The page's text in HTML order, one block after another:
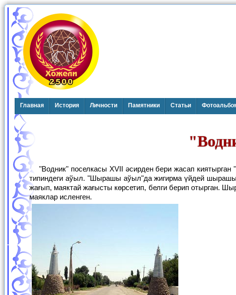
Главная История Личности Памятники Статьи
"Водник" поселкасы XVII әсирден бери жасап киятырган "Шырашы аўыл"дың күншығыс жағында 1932-жылдан пайда болған поселка
типиндеги аўыл. "Шырашы аўыл"да жигирма үйдей
жағып, маяктай жағысты көрсетип, белги берип отырган.
маяклар исленген.